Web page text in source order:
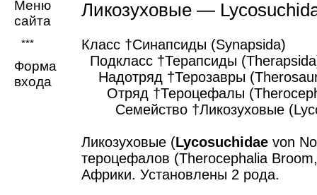
Меню
сайта
***
Форма
входа
Ликозуховые —
Класс †Синапсиды (Synapsida)
Подкласс †Терапсиды
Надотряд †Терозавры
Отряд †Тероцефалы
Семейство †Ликозуховые
Ликозуховые (Lycosuchidae von
тероцефалов (Therocephalia
Африки. Установлены 2 рода.